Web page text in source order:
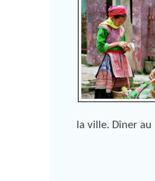
la ville. Dîner